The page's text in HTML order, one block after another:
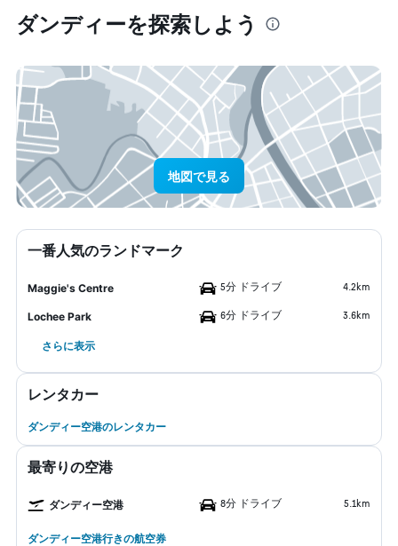
ダンディー​を探索しよう
地図で見る
一番人気のランドマーク
Maggie's Centre 5分 ドライブ 4.2km
Lochee Park 6分 ドライブ 3.6km
さらに表示
レンタカー
ダンディー空港のレンタカー
最寄りの空港
ダンディー空港 8分 ドライブ 5.1km
ダンディー空港行きの航空券